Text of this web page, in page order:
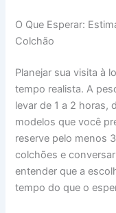
O Que Esperar:
Colchão
Planejar sua visita à
tempo realista. A
levar de 1 a 2 horas,
modelos que você
reserve pelo menos
colchões e
entender que a
tempo do que o